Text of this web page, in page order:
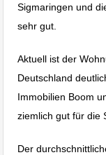
Sigmaringen und
sehr gut.
Aktuell ist der
Deutschland
Immobilien Boom
ziemlich gut für die
Der